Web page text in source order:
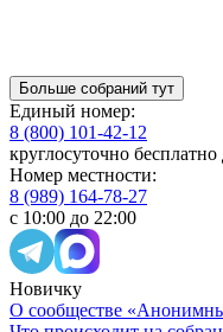
Больше собраний тут
Единый номер:
8 (800) 101-42-12
круглосуточно
Номер местности:
8 (989) 164-78-27
с 10:00 до 22:00
Новичку
О сообществе